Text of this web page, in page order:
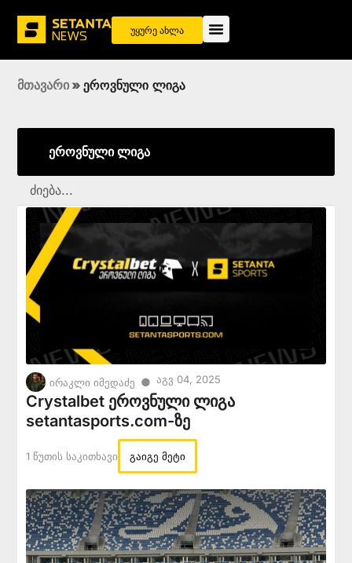
უყურე ახლა
მთავარი » ეროვნული ლიგა
ეროვნული ლიგა
ირაკლი იმედაძე ● Აგვ 04, 2025
Crystalbet ეროვნული ლიგა
setantasports.com-ზე
1 Წუთის Საკითხავი გაიგე მეტი